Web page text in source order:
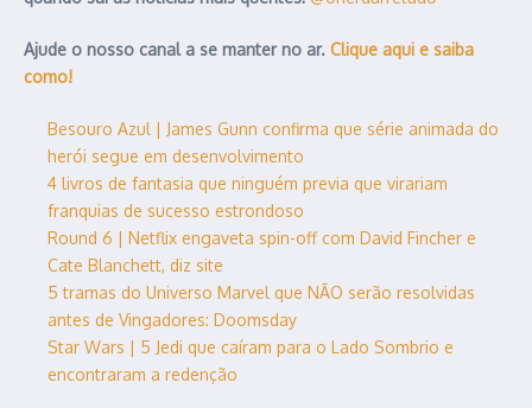
Ajude o nosso canal a se manter no ar. Clique aqui e saiba
como!
Besouro Azul | James Gunn confirma que série animada do
herói segue em desenvolvimento
4 livros de fantasia que ninguém previa que virariam
franquias de sucesso estrondoso
Round 6 | Netflix engaveta spin-off com David Fincher e
Cate Blanchett, diz site
5 tramas do Universo Marvel que NÃO serão resolvidas
antes de Vingadores: Doomsday
Star Wars | 5 Jedi que caíram para o Lado Sombrio e
encontraram a redenção